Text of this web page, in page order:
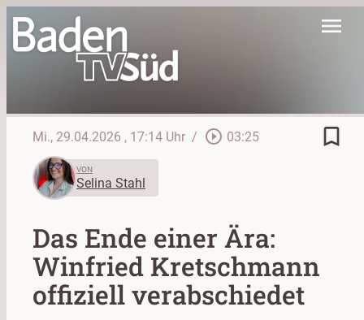
menu
Mi., 29.04.2026 , 17:14 Uhr / play_circle_outline 03:25 bookmark_border
VON
Selina Stahl
Das Ende einer Ära:
Winfried Kretschmann
offiziell verabschiedet